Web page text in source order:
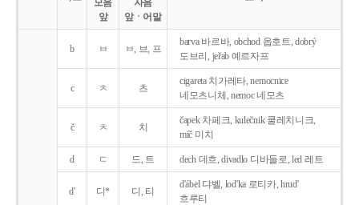
모음
앞
자음
앞ㆍ어말
b ㅂ ㅂ, 브, 프
barva 바르바, obchod 옵호트, dobrý
도브리, jeřab 예르자프
c ㅊ 츠
cigareta 치가레타, nemocnice
네모츠니체, nemoc 네모츠
č ㅊ 치
čapek 차페크, kulečnik 쿨레치니크,
míč 미치
d ㄷ 드, 트 dech 데흐, divadlo 디바들로, led 레트
d' 디* 디, 티
d'ábel 댜벨, lod'ka 로티카, hrud'
흐루티